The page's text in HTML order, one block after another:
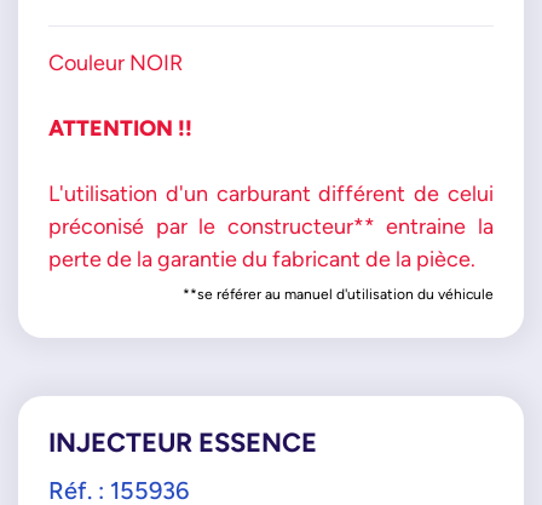
Couleur NOIR
ATTENTION !!
L'utilisation d'un carburant différent de celui
préconisé par le constructeur** entraine la
perte de la garantie du fabricant de la pièce.
**se référer au manuel d'utilisation du véhicule
INJECTEUR ESSENCE
Réf. : 155936